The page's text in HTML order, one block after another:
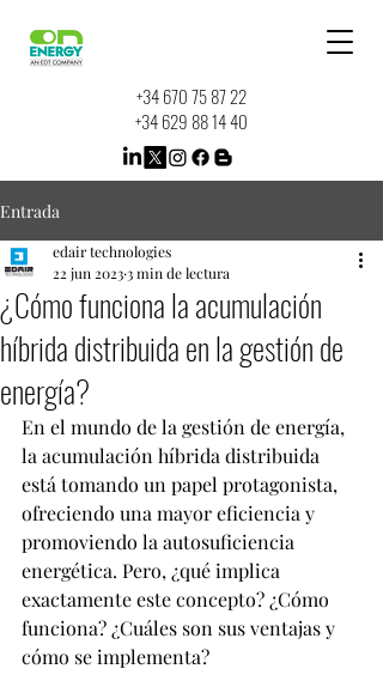
+34 670 75 87 22
+34 629 88 14 40
Entrada
¿Cómo funciona la acumulación
híbrida distribuida en la gestión de
energía?
edair technologies
22 jun 20233 min de lectura
En el mundo de la gestión de energía,
la acumulación híbrida distribuida
está tomando un papel protagonista,
ofreciendo una mayor eficiencia y
promoviendo la autosuficiencia
energética. Pero, ¿qué implica
exactamente este concepto? ¿Cómo
funciona? ¿Cuáles son sus ventajas y
cómo se implementa?